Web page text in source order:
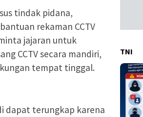
tindak pidana,
rekaman CCTV
jajaran untuk
CCTV secara mandiri,
tempat tinggal.
dapat terungkap karena
TNI